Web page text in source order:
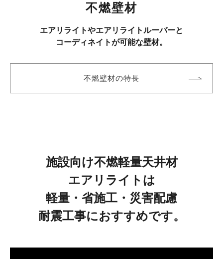
不燃壁材
エアリライトやエアリライトルーバーと
コーディネイトが可能な壁材。
不燃壁材の特長
施設向け不燃軽量天井材
エアリライトは
軽量・省施工・災害配慮
耐震工事におすすめです。